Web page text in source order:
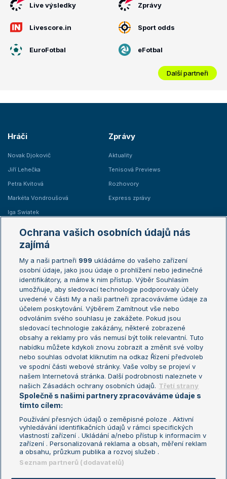
Live výsledky Zprávy
Livescore.in Sport odds
EuroFotbal eFotbal
Další partneři
Hráči
Novak Djokovič
Jiří Lehečka
Petra Kvitová
Markéta Vondroušová
Iga Swiatek
Zprávy
Aktuality
Tenisová Previews
Rozhovory
Express zprávy
Žebříčky
Žebříček ATP (muži)
Žebříček WTA (ženy)
Sázkařský žebříček
Australian Open
French Open
Wimbledon
US Open
Turnaj mistrů
Turnaj mistryň
Aktualní trendy
Fotbalové přestupy
Livesport Daily
LS Prague Open
Podmínky užití
Nastavení soukromí
GDPR a žurnalistika
Reklama
Kontakt
Informace o zpracování osobních
údajů
Ochrana vašich osobních údajů nás
zajímá
My a naši partneři 999 ukládáme do vašeho zařízení
osobní údaje, jako jsou údaje o prohlížení nebo jedinečné
identifikátory, a máme k nim přístup. Výběr Souhlasím
umožňuje, aby sledovací technologie podporovaly účely
uvedené v části My a naši partneři zpracováváme údaje za
účelem poskytování. Výběrem Zamítnout vše nebo
odvoláním svého souhlasu je zakážete. Pokud jsou
sledovací technologie zakázány, některé zobrazené
obsahy a reklamy pro vás nemusí být tolik relevantní. Tuto
nabídku můžete kdykoli znovu zobrazit a změnit své volby
nebo souhlas odvolat kliknutím na odkaz Řízení předvoleb
ve spodní části webové stránky. Vaše volby se projeví v
našem Internetová stránka. Další podrobnosti naleznete v
našich Zásadách ochrany osobních údajů. Třetí strany
Společně s našimi partnery zpracováváme údaje s
tímto cílem:
Používání přesných údajů o zeměpisné poloze . Aktivní
vyhledávání identifikačních údajů v rámci specifických
vlastností zařízení . Ukládání a/nebo přístup k informacím v
zařízení . Personalizovaná reklama a obsah, měření reklam
a obsahu, průzkum publika a rozvoj služeb .
Seznam partnerů (dodavatelů)